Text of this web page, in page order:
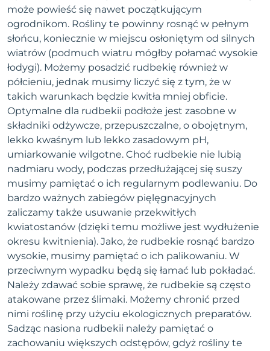
może powieść się nawet początkującym
ogrodnikom. Rośliny te powinny rosnąć w pełnym
słońcu, koniecznie w miejscu osłoniętym od silnych
wiatrów (podmuch wiatru mógłby połamać wysokie
łodygi). Możemy posadzić rudbekię również w
półcieniu, jednak musimy liczyć się z tym, że w
takich warunkach będzie kwitła mniej obficie.
Optymalne dla rudbekii podłoże jest zasobne w
składniki odżywcze, przepuszczalne, o obojętnym,
lekko kwaśnym lub lekko zasadowym pH,
umiarkowanie wilgotne. Choć rudbekie nie lubią
nadmiaru wody, podczas przedłużającej się suszy
musimy pamiętać o ich regularnym podlewaniu. Do
bardzo ważnych zabiegów pięlęgnacyjnych
zaliczamy także usuwanie przekwitłych
kwiatostanów (dzięki temu możliwe jest wydłużenie
okresu kwitnienia). Jako, że rudbekie rosnąć bardzo
wysokie, musimy pamiętać o ich palikowaniu. W
przeciwnym wypadku będą się łamać lub pokładać.
Należy zdawać sobie sprawę, że rudbekie są często
atakowane przez ślimaki. Możemy chronić przed
nimi roślinę przy użyciu ekologicznych preparatów.
Sadząc nasiona rudbekii należy pamiętać o
zachowaniu większych odstępów, gdyż rośliny te